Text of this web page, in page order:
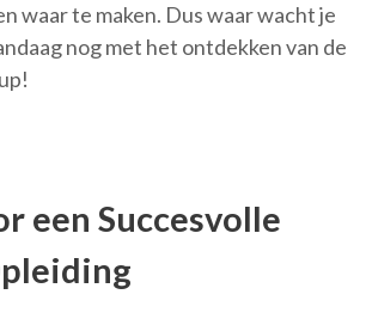
waar te maken. Dus waar wacht je
nog met het ontdekken van de
een Succesvolle